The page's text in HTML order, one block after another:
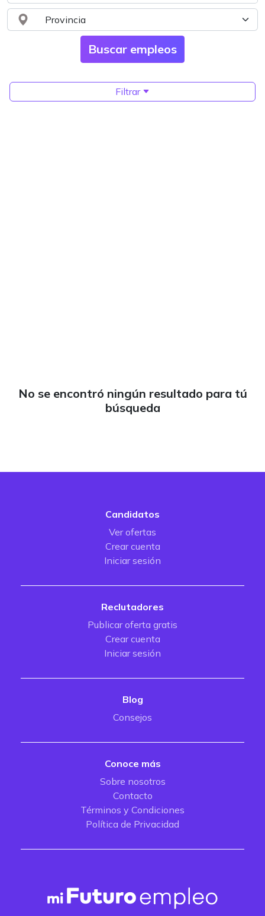
Filtrar
No se encontró ningún resultado para tú
búsqueda
Candidatos
Ver ofertas
Crear cuenta
Iniciar sesión
Reclutadores
Publicar oferta gratis
Crear cuenta
Iniciar sesión
Blog
Consejos
Conoce más
Sobre nosotros
Contacto
Términos y Condiciones
Política de Privacidad